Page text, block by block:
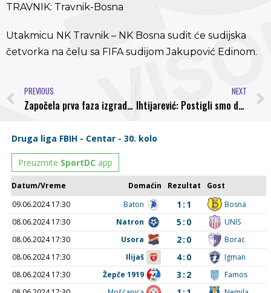
TRAVNIK: Travnik-Bosna
Utakmicu NK Travnik – NK Bosna sudit će sudijska
četvorka na čelu sa FIFA sudijom Jakupović Edinom.
PREVIOUS
Započela prva faza izgradnje istočne tribine gradskog stadiona Luke
NEXT
Ihtijarević: Postigli smo dogovor s Husejinovićem, igrači će snositi sankcije za loše igre